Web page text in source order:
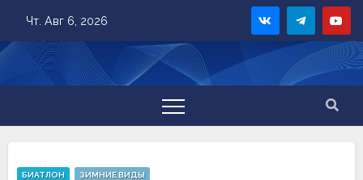
content
Чт. Авг 6, 2026
БИАТЛОН ЗИМНИЕ ВИДЫ